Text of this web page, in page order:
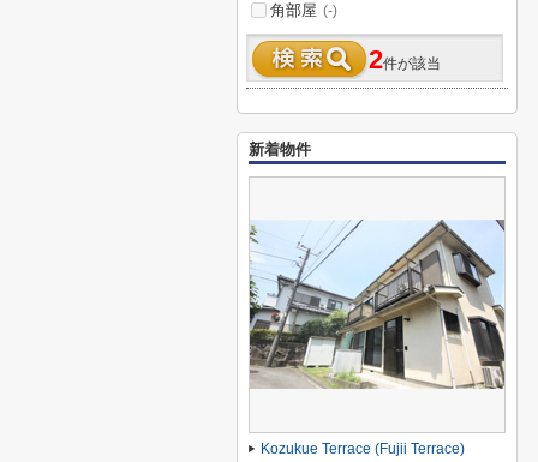
角部屋 (-)
2件が該当
新着物件
Kozukue Terrace (Fujii Terrace)